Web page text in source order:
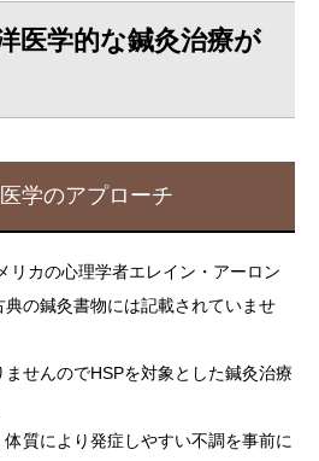
医学的な鍼灸治療が
学のアプローチ
リカの心理学者エレイン・アーロン
の鍼灸書物には記載されていませ
ませんのでHSPを対象とした鍼灸治療
質により発症しやすい不調を事前に